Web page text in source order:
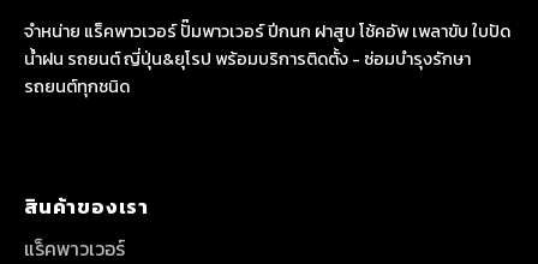
จำหน่าย แร็คพาวเวอร์ ปั๊มพาวเวอร์ ปีกนก ฝาสูบ โช้คอัพ เพลาขับ ใบปัด
น้ำฝน รถยนต์ ญี่ปุ่น&ยุโรป พร้อมบริการติดตั้ง - ซ่อมบำรุงรักษา
รถยนต์ทุกชนิด
สินค้าของเรา
แร็คพาวเวอร์